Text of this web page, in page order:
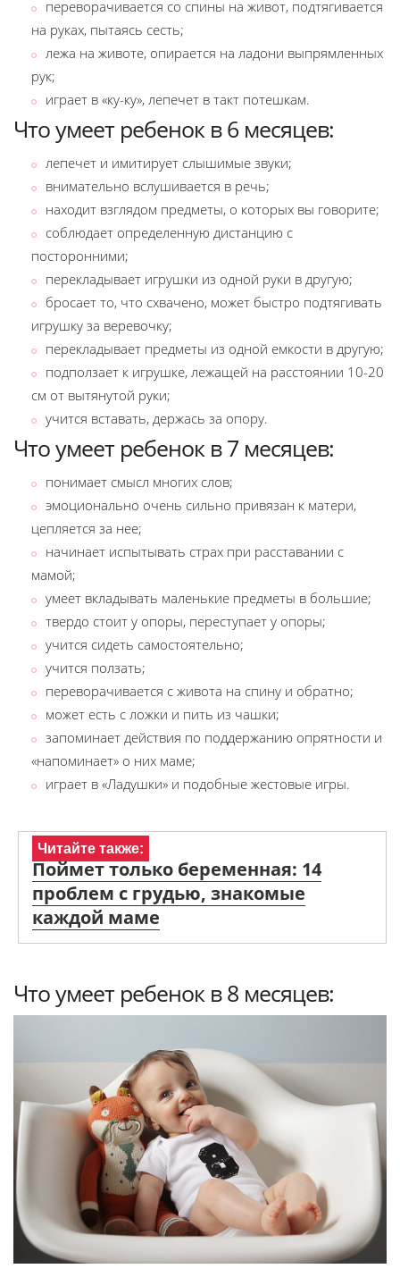
переворачивается со спины на живот, подтягивается
на руках, пытаясь сесть;
лежа на животе, опирается на ладони выпрямленных
рук;
играет в «ку-ку», лепечет в такт потешкам.
Что умеет ребенок в 6 месяцев:
лепечет и имитирует слышимые звуки;
внимательно вслушивается в речь;
находит взглядом предметы, о которых вы говорите;
соблюдает определенную дистанцию с
посторонними;
перекладывает игрушки из одной руки в другую;
бросает то, что схвачено, может быстро подтягивать
игрушку за веревочку;
перекладывает предметы из одной емкости в другую;
подползает к игрушке, лежащей на расстоянии 10-20
см от вытянутой руки;
учится вставать, держась за опору.
Что умеет ребенок в 7 месяцев:
понимает смысл многих слов;
эмоционально очень сильно привязан к матери,
цепляется за нее;
начинает испытывать страх при расставании с
мамой;
умеет вкладывать маленькие предметы в большие;
твердо стоит у опоры, переступает у опоры;
учится сидеть самостоятельно;
учится ползать;
переворачивается с живота на спину и обратно;
может есть с ложки и пить из чашки;
запоминает действия по поддержанию опрятности и
«напоминает» о них маме;
играет в «Ладушки» и подобные жестовые игры.
Читайте также:
Поймет только беременная: 14
проблем с грудью, знакомые
каждой маме
Что умеет ребенок в 8 месяцев: